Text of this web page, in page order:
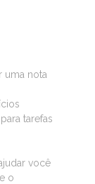
uma nota
tarefas
você
o